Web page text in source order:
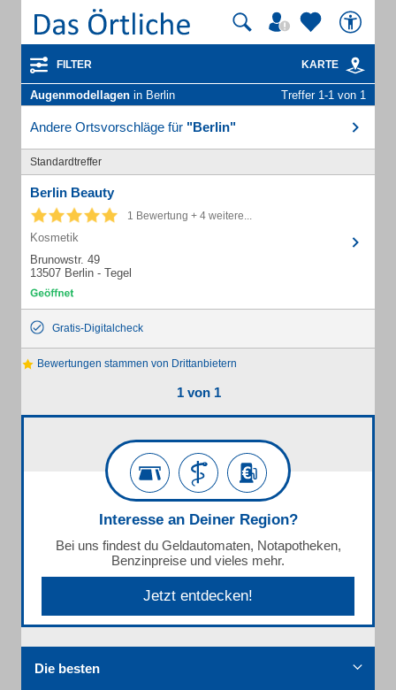
FILTER KARTE
Augenmodellagen in Berlin Treffer 1-1 von 1
Andere Ortsvorschläge für "Berlin"
Standardtreffer
Berlin Beauty
1 Bewertung + 4 weitere...
Kosmetik
Brunowstr. 49
13507 Berlin - Tegel
Gratis-Digitalcheck
Bewertungen stammen von Drittanbietern
1 von 1
Interesse an Deiner Region?
Bei uns findest du Geldautomaten, Notapotheken,
Benzinpreise und vieles mehr.
Jetzt entdecken!
Die besten